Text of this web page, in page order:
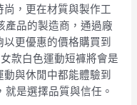
，更在材質與製作工
產品的製造商，通過廠
更優惠的價格購買到
款白色運動短褲將會是
與休閒中都能體驗到
就是選擇品質與信任。